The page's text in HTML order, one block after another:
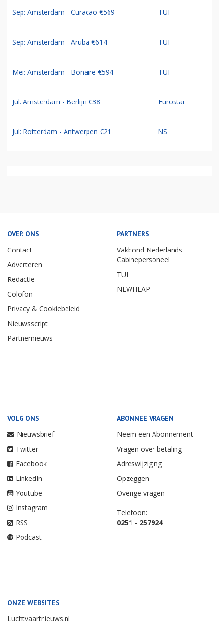
Sep: Amsterdam - Curacao €569 TUI
Sep: Amsterdam - Aruba €614 TUI
Mei: Amsterdam - Bonaire €594 TUI
Jul: Amsterdam - Berlijn €38 Eurostar
Jul: Rotterdam - Antwerpen €21 NS
OVER ONS
Contact
Adverteren
Redactie
Colofon
Privacy & Cookiebeleid
Nieuwsscript
Partnernieuws
PARTNERS
Vakbond Nederlands
Cabinepersoneel
TUI
NEWHEAP
VOLG ONS
Nieuwsbrief
Twitter
Facebook
LinkedIn
Youtube
Instagram
RSS
Podcast
ABONNEE VRAGEN
Neem een Abonnement
Vragen over betaling
Adreswijziging
Opzeggen
Overige vragen
Telefoon:
0251 - 257924
ONZE WEBSITES
Luchtvaartnieuws.nl